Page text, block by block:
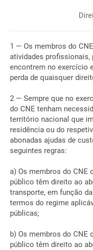
1 — Os membros do
atividades profissionais,
encontrem no exercício
perda de quaisquer
2 — Sempre que no
do CNE tenham
território nacional que
residência ou do
abonadas ajudas de
seguintes regras:
a) Os membros do CNE
público têm direito ao
transporte, em função
termos do regime
públicas;
b) Os membros do CNE
público têm direito ao